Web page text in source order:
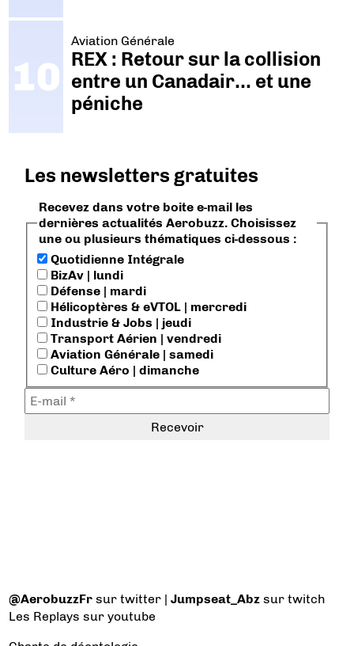
Aviation Générale
REX : Retour sur la collision
entre un Canadair… et une
péniche
Les newsletters gratuites
Recevez dans votre boite e-mail les
dernières actualités Aerobuzz. Choisissez
une ou plusieurs thématiques ci-dessous :
Quotidienne Intégrale
BizAv | lundi
Défense | mardi
Hélicoptères & eVTOL | mercredi
Industrie & Jobs | jeudi
Transport Aérien | vendredi
Aviation Générale | samedi
Culture Aéro | dimanche
@AerobuzzFr sur twitter |Jumpseat_Abz sur twitch
Les Replays sur youtube